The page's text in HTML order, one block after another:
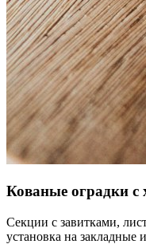
Кованые оградки с
Секции с завитками,
установка на закладные